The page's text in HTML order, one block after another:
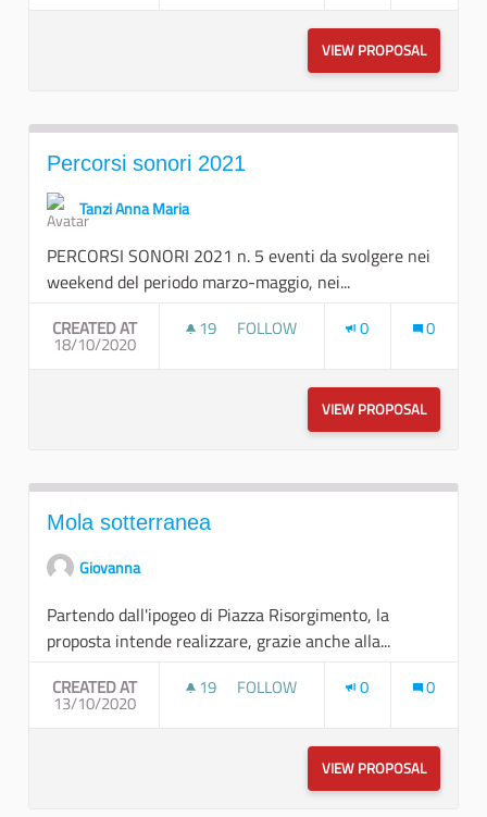
VIEW PROPOSALVISITE
Percorsi sonori 2021
Tanzi Anna Maria
PERCORSI SONORI 2021 n. 5 eventi da svolgere nei
weekend del periodo marzo-maggio, nei...
CREATED AT
18/10/2020
19 19 FOLLOWERS
FOLLOW 0 0
VIEW PROPOSAL
Mola sotterranea
Giovanna
Partendo dall'ipogeo di Piazza Risorgimento, la
proposta intende realizzare, grazie anche alla...
CREATED AT
13/10/2020
19 19 FOLLOWERS
FOLLOW 0 0
VIEW PROPOSALMOLA